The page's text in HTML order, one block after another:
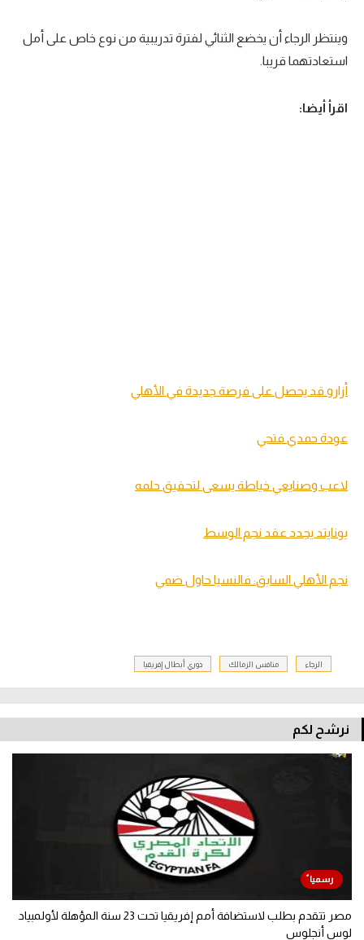
وينتظر الرجاء أن يخضع الثنائي لفترة تدريبية من نوع خاص على أمل
استعادتهما قريبا.
اقرأ أيضا:
أزارو قد يحصل على فرصة جديدة في الأهلي
عودة حمدي فتحي
لاعب وصنايعي خياطة يسعى لتحقيق حلمه
يونايتد يجدد عقد نجم الوسط
نجم الأهلي السابق: فالنسيا حاول ضمي
الرجاء منافس الزمالك دوري أبطال إفريقيا
نرشح لكم
مصر تتقدم بطلب لاستضافة أمم إفريقيا تحت 23 سنة المؤهلة لأولمبياد
لوس أنجلوس